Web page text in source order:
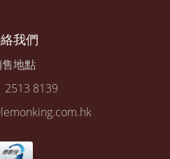
我們
地點
2513 8139